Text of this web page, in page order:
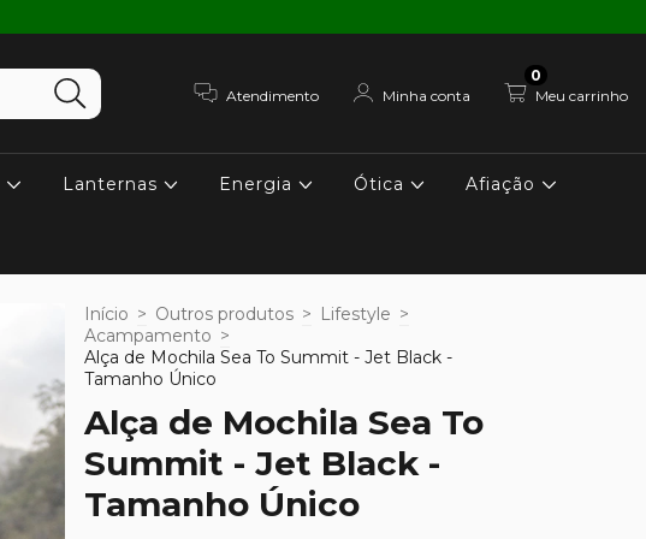
Atendimento Minha conta Meu carrinho
0
Lanternas Energia Ótica Afiação
Início > Outros produtos > Lifestyle >
Acampamento >
Alça de Mochila Sea To Summit - Jet Black -
Tamanho Único
Alça de Mochila Sea To
Summit - Jet Black -
Tamanho Único